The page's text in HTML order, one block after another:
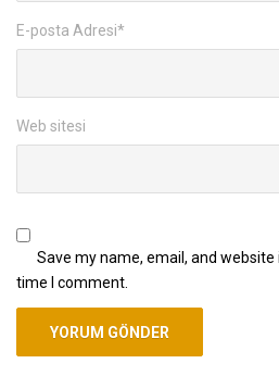
E-posta Adresi*
Web sitesi
Save my name, email, and
time I comment.